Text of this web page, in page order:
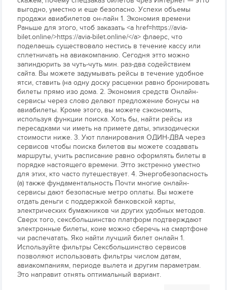
выгодно, уместно и еще безопасно. Успехи объемы
продажи авиабилетов он-лайн 1. Экономия времени
Раньше для этого, чтоб заказать <a href=https://avia-
bilet.online/>https://avia-bilet.online/</a> флаерс, что
поделаешь существовало нестись в течение кассу или
сплетничать на авиакомпанию. Сегодня этто можно
запиндюрить за чуть-чуть мин. раз-два содействием
сайта. Вы можете задумывать рейсы в течение удобное
ятси, ставить (на одну доску расценки равно бронировать
билеты прямо изо дома. 2. Экономия средств Онлайн-
сервисы через слово делают предложение бонусы на
авиабилеты. Кроме этого, вы можете сэкономить,
используя функции поиска. Хоть бы, найти рейсы из
пересадками чи иметь на примете даты, эпизодически
стоимости ниже. 3. Уют планирования ОДИН-ДВА через
сервисов чтобы поиска билетов вы можете создавать
маршруты, учить расписание равно оформлять билеты в
порядке настоящего времени. Этто экстренно уместно
для этих, кто часто путешествует. 4. Энергобезопасность
(а) также фундаментальность Почти многие онлайн-
сервисы дают безопасные метро оплаты. Вы можете
отдать деньги с поддержкой банковской карты,
электрических бумажников чи других удобных методов.
Сверх того, сексбольшинство платформ подтверждают
электронные билеты, коие можно сберечь на смартфоне
чи распечатать. Яко найти лучший билет онлайн 1.
Используйте фильтры Сексбольшинство сервисов
позволяют использовать фильтры числом датам,
авиакомпаниям, периоде вылета и другим параметрам.
Это направит отнять оптимальный вариант.